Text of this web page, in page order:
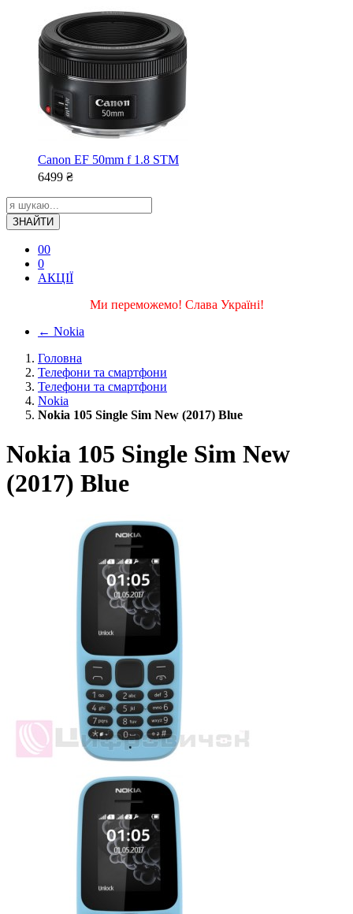
Canon EF 50mm f 1.8 STM
6499 ₴
ЗНАЙТИ
00
0
АКЦІЇ
Ми переможемо! Слава Україні!
← Nokia
Головна
Телефони та смартфони
Телефони та смартфони
Nokia
Nokia 105 Single Sim New (2017) Blue
Nokia 105 Single Sim New
(2017) Blue